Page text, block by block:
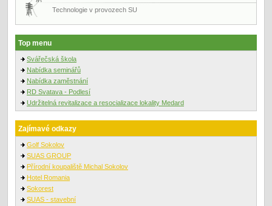
Technologie v provozech SU
Top menu
Svářečská škola
Nabídka seminářů
Nabídka zaměstnání
RD Svatava - Podlesí
Udržitelná revitalizace a resocializace lokality Medard
Zajímavé odkazy
Golf Sokolov
SUAS GROUP
Přírodní koupaliště Michal Sokolov
Hotel Romania
Sokorest
SUAS - stavební